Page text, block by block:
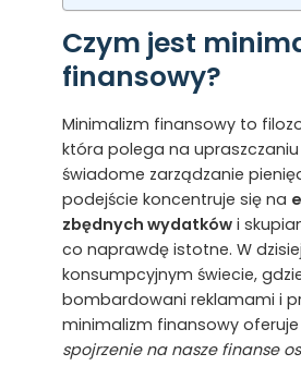
Czym jest
finansowy?
Minimalizm finansowy to
która polega na
świadome zarządzanie
podejście koncentruje się na
zbędnych wydatkówi
co naprawdę istotne. W
konsumpcyjnym świecie,
bombardowani reklamami i
minimalizm finansowy oferuje
spojrzenie na nasze finanse